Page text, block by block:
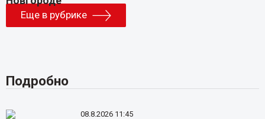
Еще в рубрике
Подробно
08.8.2026 11:45